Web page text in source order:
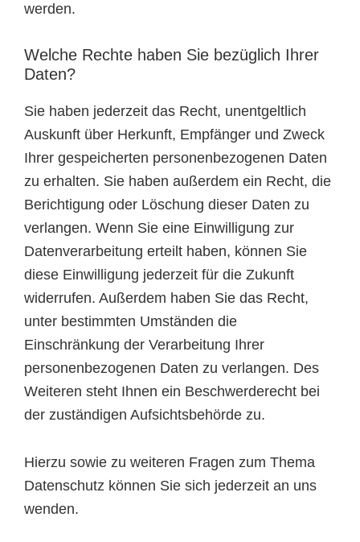
werden.
Welche Rechte haben Sie bezüglich Ihrer
Daten?
Sie haben jederzeit das Recht, unentgeltlich
Auskunft über Herkunft, Empfänger und Zweck
Ihrer gespeicherten personenbezogenen Daten
zu erhalten. Sie haben außerdem ein Recht, die
Berichtigung oder Löschung dieser Daten zu
verlangen. Wenn Sie eine Einwilligung zur
Datenverarbeitung erteilt haben, können Sie
diese Einwilligung jederzeit für die Zukunft
widerrufen. Außerdem haben Sie das Recht,
unter bestimmten Umständen die
Einschränkung der Verarbeitung Ihrer
personenbezogenen Daten zu verlangen. Des
Weiteren steht Ihnen ein Beschwerderecht bei
der zuständigen Aufsichtsbehörde zu.
Hierzu sowie zu weiteren Fragen zum Thema
Datenschutz können Sie sich jederzeit an uns
wenden.